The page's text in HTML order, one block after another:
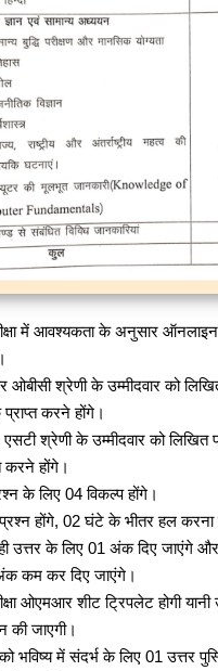
में आवश्यकता के अनुसार
ओबीसी श्रेणी के उम्मीदवार को
करने होंगे।
श्रेणी के उम्मीदवार को लिखित
करने होंगे।
के लिए 04 विकल्प होंगे।
होंगे, 02 घंटे के भीतर हल करना
उत्तर के लिए 01 अंक दिए जाएंगे
कम कर दिए जाएंगे।
ओएमआर शीट ट्रिपलेट होगी यानी
की जाएगी।
को भविष्य में संदर्भ के लिए 01 उत्तर